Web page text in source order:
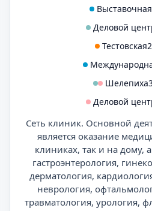
Выставочная
Деловой
Тестовская
Шелепиха
Деловой
Сеть клиник. Основной
является оказание
клиниках, так и на дому,
гастроэнтерология,
дерматология,
неврология,
травматология, урология,